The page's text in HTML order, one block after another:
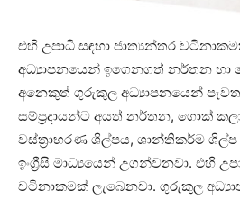
එහි උපාධි සඳහා ජාත්‍යන්තර
අධ්‍යාපනයෙන් ඉගෙනගත් නර්තන හා
අනෙකුත් ගුරුකුල අධ්‍යාපනයෙන්
සම්ප්‍රදායන්ට අයත් නර්තන, ගොක්
වස්ත්‍රාභරණ ශිල්පය, ශාන්තිකර්ම
ඉංග්‍රීසි මාධ්‍යයෙන් උගන්වනවා. එහි
වටිනාකමක් ලැබෙනවා. ගුරුකුල